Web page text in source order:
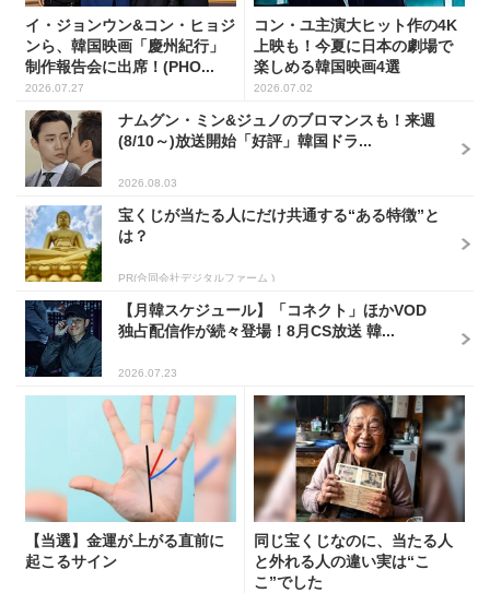
イ・ジョンウン&コン・ヒョジ
ンら、韓国映画「慶州紀行」
制作報告会に出席！(PHO...
2026.07.27
コン・ユ主演大ヒット作の4K
上映も！今夏に日本の劇場で
楽しめる韓国映画4選
2026.07.02
ナムグン・ミン&ジュノのブロマンスも！来週
(8/10～)放送開始「好評」韓国ドラ...
2026.08.03
宝くじが当たる人にだけ共通する“ある特徴”と
は？
PR(合同会社デジタルファーム )
【月韓スケジュール】「コネクト」ほかVOD
独占配信作が続々登場！8月CS放送 韓...
2026.07.23
【当選】金運が上がる直前に
起こるサイン
同じ宝くじなのに、当たる人
と外れる人の違い実は“こ
こ”でした